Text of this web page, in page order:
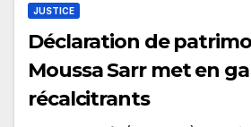
JUSTICE
Déclaration de
Moussa Sarr met en
récalcitrants